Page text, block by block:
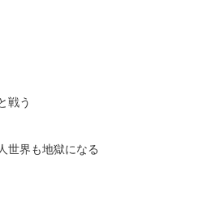
戦う
世界も地獄になる